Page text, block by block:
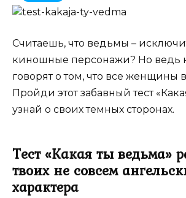
Считаешь, что ведьмы –
киношные персонажи? Но ведь
говорят о том, что все женщины
Пройди этот забавный тест
узнай о своих темных сторонах.
Тест «Какая ты ведьма»
твоих не совсем
характера